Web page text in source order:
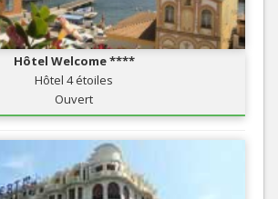
Hôtel Welcome ****
Hôtel 4 étoiles
Ouvert